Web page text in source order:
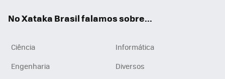
No Xataka Brasil falamos sobre...
Ciência
Informática
Engenharia
Diversos